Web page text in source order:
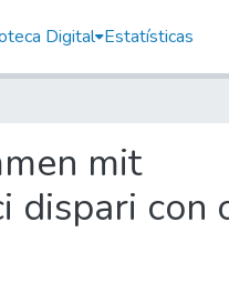
Digital Estatísticas
mit
dispari con